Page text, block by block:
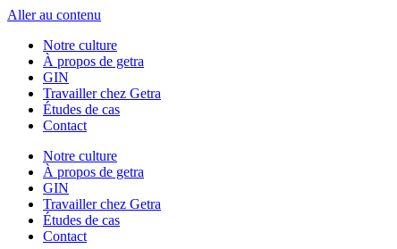
Aller au contenu
Notre culture
À propos de getra
GIN
Travailler chez Getra
Études de cas
Contact
Notre culture
À propos de getra
GIN
Travailler chez Getra
Études de cas
Contact